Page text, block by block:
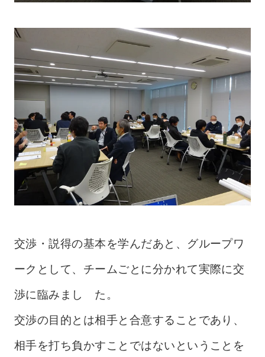
交渉・説得の基本を学んだあと、グループワ
ークとして、チームごとに分かれて実際に交
渉に臨みまし た。
交渉の目的とは相手と合意することであり、
相手を打ち負かすことではないということを